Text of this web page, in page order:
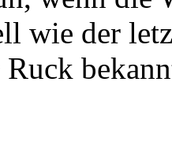
wie der